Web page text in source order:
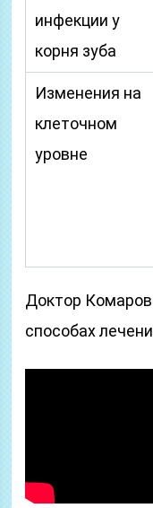
инфекции у
корня зуба
Изменения на
клеточном
уровне
Доктор
способах